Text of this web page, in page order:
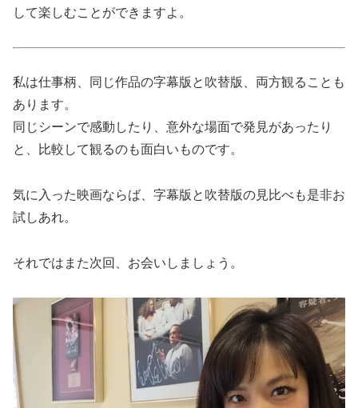
して楽しむことができますよ。
私は仕事柄、同じ作品の字幕版と吹替版、両方観ることも
あります。
同じシーンで感動したり、意外な場面で発見があったり
と、比較して観るのも面白いものです。
気に入った映画ならば、字幕版と吹替版の見比べも是非お
試しあれ。
それではまた次回、お会いしましょう。